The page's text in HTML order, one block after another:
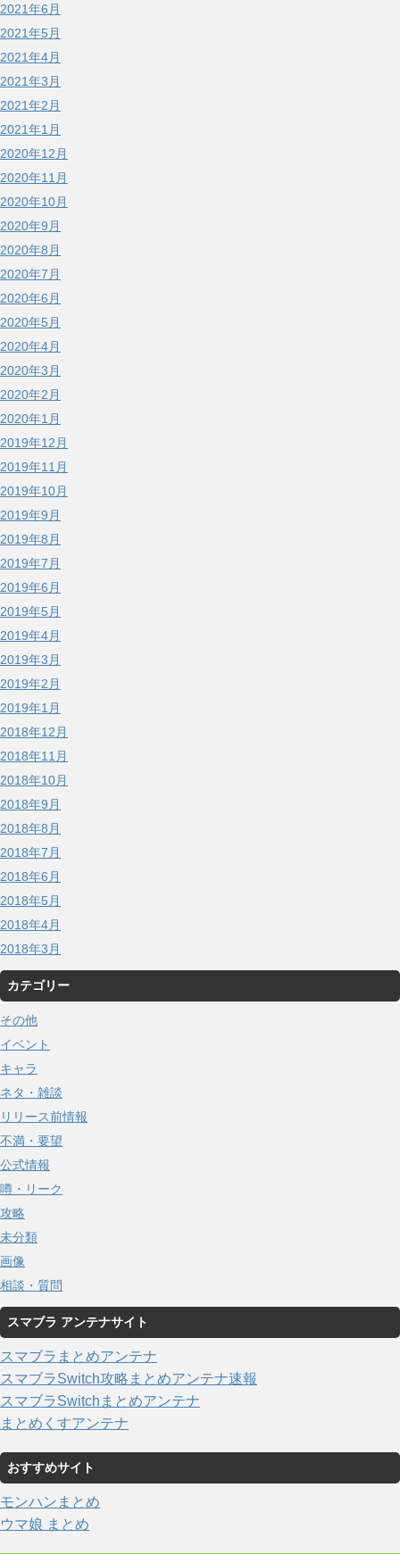
2021年6月
2021年5月
2021年4月
2021年3月
2021年2月
2021年1月
2020年12月
2020年11月
2020年10月
2020年9月
2020年8月
2020年7月
2020年6月
2020年5月
2020年4月
2020年3月
2020年2月
2020年1月
2019年12月
2019年11月
2019年10月
2019年9月
2019年8月
2019年7月
2019年6月
2019年5月
2019年4月
2019年3月
2019年2月
2019年1月
2018年12月
2018年11月
2018年10月
2018年9月
2018年8月
2018年7月
2018年6月
2018年5月
2018年4月
2018年3月
カテゴリー
その他
イベント
キャラ
ネタ・雑談
リリース前情報
不満・要望
公式情報
噂・リーク
攻略
未分類
画像
相談・質問
スマブラ アンテナサイト
スマブラまとめアンテナ
スマブラSwitch攻略まとめアンテナ速報
スマブラSwitchまとめアンテナ
まとめくすアンテナ
おすすめサイト
モンハンまとめ
ウマ娘 まとめ